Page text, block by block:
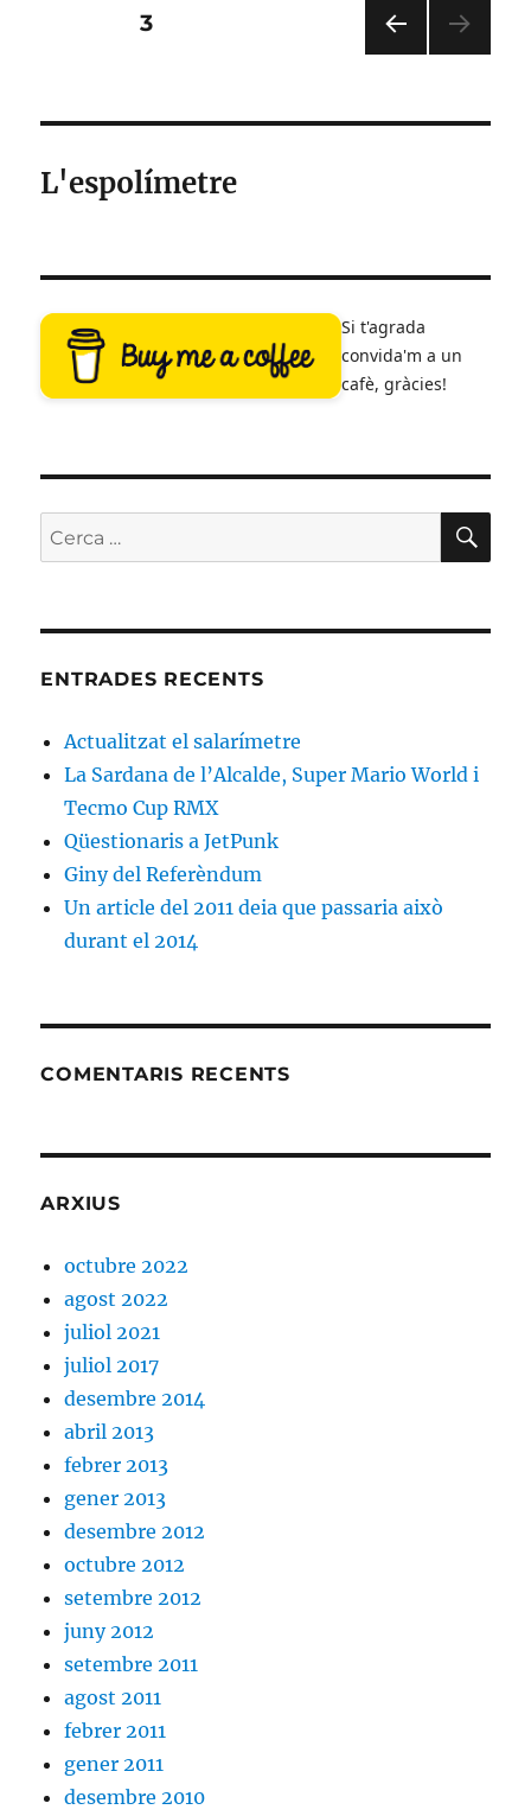
ue
Paginació
les
entrades
ERIO
PÀGINA3
L'espolímetre
Si t'agrada
convida'm a un
cafè, gràcies!
Cerca:
ENTRADES RECENTS
Actualitzat el salarímetre
La Sardana de l’Alcalde, Super Mario World i
Tecmo Cup RMX
Qüestionaris a JetPunk
Giny del Referèndum
Un article del 2011 deia que passaria això
durant el 2014
COMENTARIS RECENTS
ARXIUS
octubre 2022
agost 2022
juliol 2021
juliol 2017
desembre 2014
abril 2013
febrer 2013
gener 2013
desembre 2012
octubre 2012
setembre 2012
juny 2012
setembre 2011
agost 2011
febrer 2011
gener 2011
desembre 2010